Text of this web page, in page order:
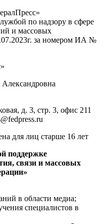
по надзору в сфере
и массовых
за номером ИА №
д. 3, стр. 3, офис 211
для лиц старше 16 лет
поддержке
связи и массовых
в области медиа;
специалистов в